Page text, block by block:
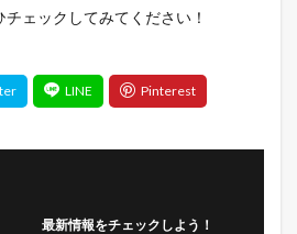
ェックしてみてください！
最新情報をチェックしよう！